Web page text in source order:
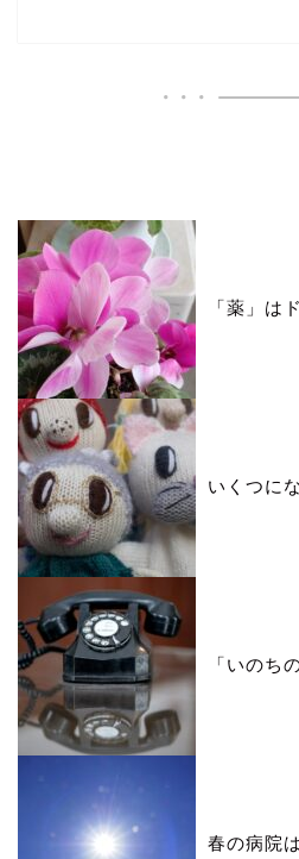
「薬」は
いくつに
「いのち
春の病院